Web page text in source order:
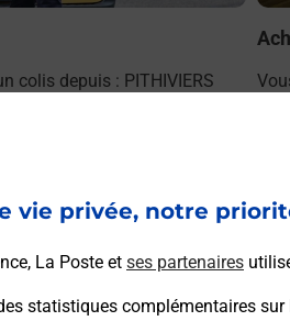
vie privée, notre
La Poste et ses partenaires
statistiques complémentaires
colis depuis : PITHIVIERS